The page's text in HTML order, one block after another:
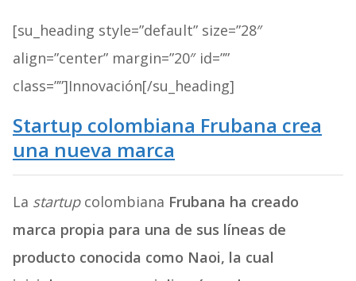
[su_heading style=”default” size=”28″
align=”center” margin=”20″ id=””
class=””]Innovación[/su_heading]
Startup colombiana Frubana crea
una nueva marca
La startup colombiana Frubana ha creado
marca propia para una de sus líneas de
producto conocida como Naoi, la cual